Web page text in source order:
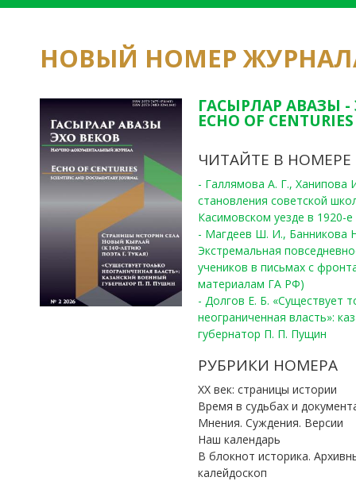
НОВЫЙ НОМЕР
ГАСЫРЛАР АВАЗЫ -
ECHO OF
ЧИТАЙТЕ В НОМЕРЕ
- Галлямова А. Г.,
становления советской
Касимовском уезде в 1920-е
- Магдеев Ш. И., Банникова
Экстремальная
учеников в письмах с
материалам ГА РФ)
- Долгов Е. Б. «Существует
неограниченная власть»:
губернатор П. П. Пущин
РУБРИКИ НОМЕРА
ХХ век: страницы истории
Время в судьбах и
Мнения. Суждения. Версии
Наш календарь
В блокнот историка.
калейдоскоп